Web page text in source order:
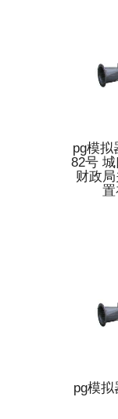
pg模拟
82号
财政
pg模